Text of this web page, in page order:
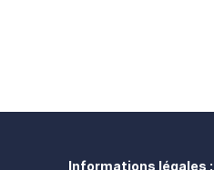
Informations légales :